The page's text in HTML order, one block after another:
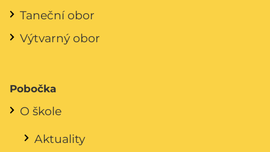
Taneční obor
Výtvarný obor
Pobočka
O škole
Aktuality